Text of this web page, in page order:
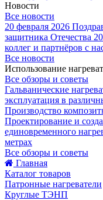
Новости
Все новости
20 февраля 2026
защитника Отечества
коллег и партнёров с
Все новости
Использование
Все обзоры и советы
Гальванические
эксплуатация в
Производство
Проектирование и
единовременного
метрах
Все обзоры и советы
Главная
Каталог товаров
Патронные нагреватели
Круглые ТЭНП